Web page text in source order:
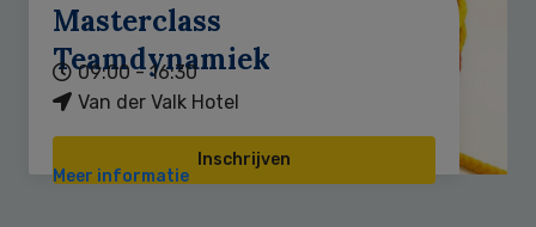
Masterclass
Teamdynamiek
09:00 - 16:30
Van der Valk Hotel
Inschrijven
Meer informatie